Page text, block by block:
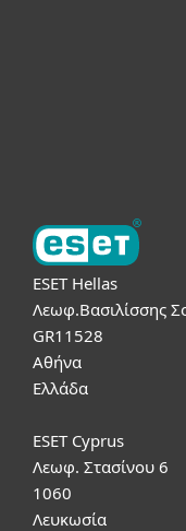
ESET Hellas
Λεωφ.Βασιλίσσης
GR11528
Αθήνα
Ελλάδα
ESET Cyprus
Λεωφ. Στασίνου 6
1060
Λευκωσία